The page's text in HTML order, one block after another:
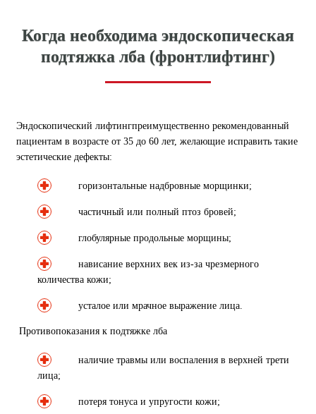
Когда необходима эндоскопическая
подтяжка лба (фронтлифтинг)
Эндоскопический лифтингпреимущественно рекомендованный
пациентам в возрасте от 35 до 60 лет, желающие исправить такие
эстетические дефекты:
горизонтальные надбровные морщинки;
частичный или полный птоз бровей;
глобулярные продольные морщины;
нависание верхних век из-за чрезмерного
количества кожи;
усталое или мрачное выражение лица.
Противопоказания к подтяжке лба
наличие травмы или воспаления в верхней трети
лица;
потеря тонуса и упругости кожи;